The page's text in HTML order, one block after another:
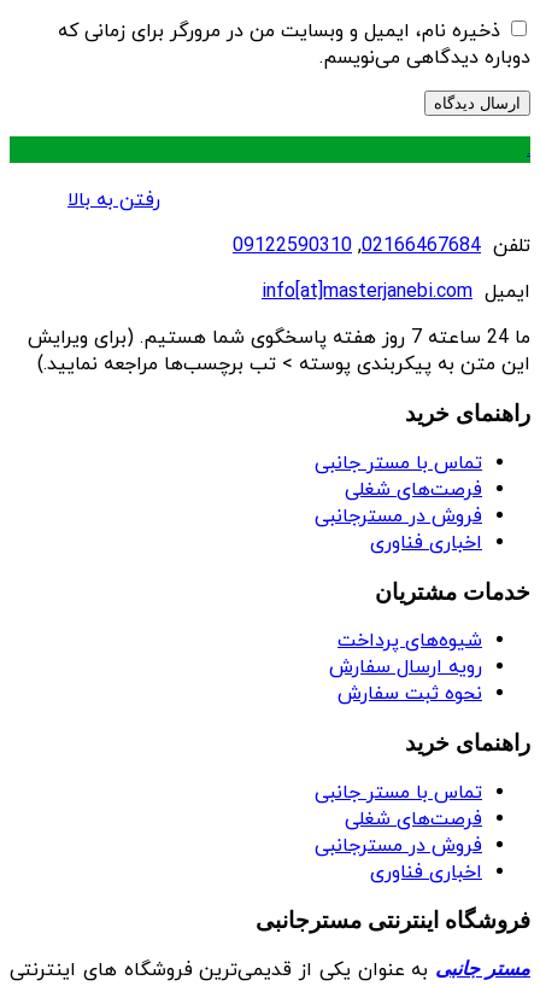
ذخیره نام، ایمیل و وبسایت من در مرورگر برای زمانی که
دوباره دیدگاهی می‌نویسم.
.
رفتن به بالا
تلفن 02166467684
,
09122590310
ایمیل info[at]masterjanebi.com
ما 24 ساعته 7 روز هفته پاسخگوی شما هستیم. (برای ویرایش
این متن به پیکربندی پوسته > تب برچسب‌ها مراجعه نمایید.)
راهنمای خرید
تماس با مستر جانبی
فرصت‌های شغلی
فروش در مسترجانبی
اخباری فناوری
خدمات مشتریان
شیوه‌های پرداخت
رویه ارسال سفارش
نحوه ثبت سفارش
راهنمای خرید
تماس با مستر جانبی
فرصت‌های شغلی
فروش در مسترجانبی
اخباری فناوری
فروشگاه اینترنتی مسترجانبی
مستر جانبی به عنوان یکی از قدیمی‌ترین فروشگاه های اینترنتی